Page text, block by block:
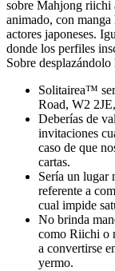
sobre Mahjong riichi
animado, con
actores japoneses.
donde los perfiles
Sobre
Solitairea™
Road, W2
Deberías de
invitaciones
caso de que
cartas.
Serí­a un lugar
referente a
cual impide
No brinda
como Riichi o
a convertirse
yermo.